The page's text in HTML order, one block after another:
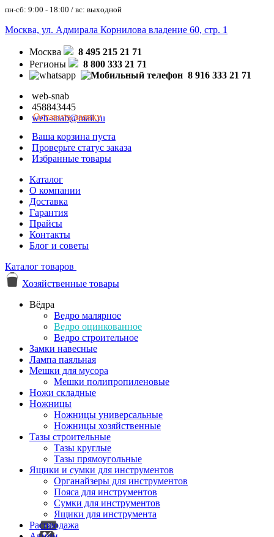
пн-сб: 9:00 - 18:00 / вс: выходной
Москва, ул. Адмирала Корнилова владение 60, стр. 1
Москва
8 495 215 21 71
Регионы
8 800 333 21 71
8 916 333 21 71
web-snab
458843445
web-snab@mail.ru
Оставить заявку
Ваша корзина пуста
Проверьте статус заказа
Избранные товары
Каталог
О компании
Доставка
Гарантия
Прайсы
Контакты
Блог и советы
Каталог товаров
Хозяйственные товары
Вёдра
Ведро малярное
Ведро оцинкованное
Ведро строительное
Замки навесные
Лампа паяльная
Мешки для мусора
Мешки полипропиленовые
Ножи складные
Ножницы
Ножницы универсальные
Ножницы хозяйственные
Тазы строительные
Тазы круглые
Тазы прямоугольные
Ящики и сумки для инструментов
Органайзеры для инструментов
Пояса для инструментов
Сумки для инструментов
Ящики для инструмента
Распродажа